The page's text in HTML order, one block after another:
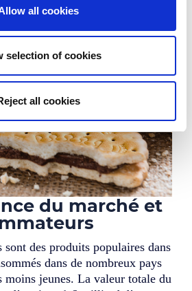
all cookies
selection of cookies
all cookies
du marché et
des produits populaires dans
dans de nombreux pays
moins jeunes. La valeur totale du